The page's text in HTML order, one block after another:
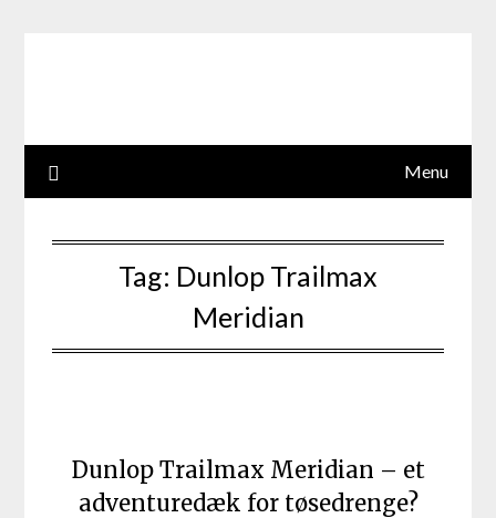
Menu
Tag: Dunlop Trailmax
Meridian
Dunlop Trailmax Meridian – et
adventuredæk for tøsedrenge?